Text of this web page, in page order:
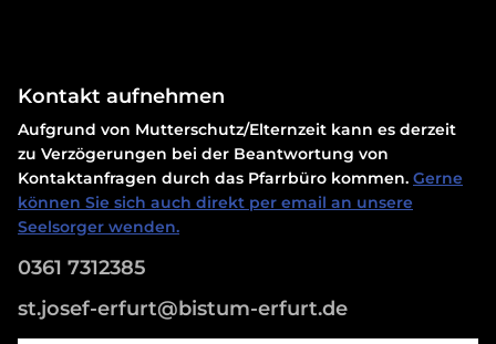
Kontakt aufnehmen
Aufgrund von Mutterschutz/Elternzeit kann es derzeit
zu Verzögerungen bei der Beantwortung von
Kontaktanfragen durch das Pfarrbüro kommen. Gerne
können Sie sich auch direkt per email an unsere
Seelsorger wenden.
0361 7312385
st.josef-erfurt@bistum-erfurt.de